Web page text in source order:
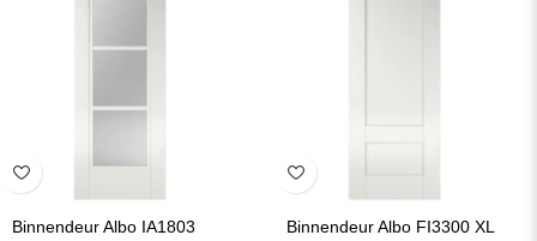
Binnendeur Albo IA1803 Binnendeur Albo FI3300 XL